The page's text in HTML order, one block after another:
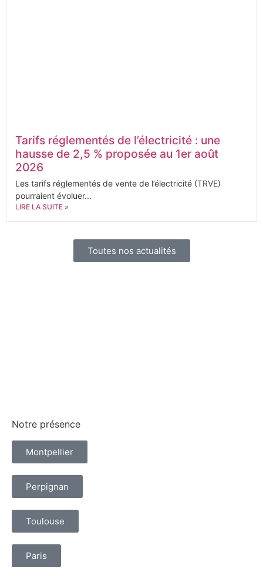
Tarifs réglementés de l’électricité : une
hausse de 2,5 % proposée au 1er août
2026
Les tarifs réglementés de vente de l’électricité (TRVE)
pourraient évoluer...
LIRE LA SUITE »
Toutes nos actualités
Notre présence
Montpellier
Perpignan
Toulouse
Paris